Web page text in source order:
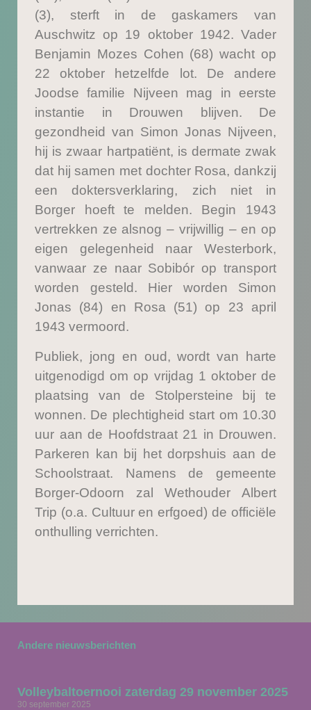
(3), sterft in de gaskamers van
Auschwitz op 19 oktober 1942. Vader
Benjamin Mozes Cohen (68) wacht op
22 oktober hetzelfde lot. De andere
Joodse familie Nijveen mag in eerste
instantie in Drouwen blijven. De
gezondheid van Simon Jonas Nijveen,
hij is zwaar hartpatiënt, is dermate zwak
dat hij samen met dochter Rosa, dankzij
een doktersverklaring, zich niet in
Borger hoeft te melden. Begin 1943
vertrekken ze alsnog – vrijwillig – en op
eigen gelegenheid naar Westerbork,
vanwaar ze naar Sobibór op transport
worden gesteld. Hier worden Simon
Jonas (84) en Rosa (51) op 23 april
1943 vermoord.
Publiek, jong en oud, wordt van harte
uitgenodigd om op vrijdag 1 oktober de
plaatsing van de Stolpersteine bij te
wonnen. De plechtigheid start om 10.30
uur aan de Hoofdstraat 21 in Drouwen.
Parkeren kan bij het dorpshuis aan de
Schoolstraat. Namens de gemeente
Borger-Odoorn zal Wethouder Albert
Trip (o.a. Cultuur en erfgoed) de officiële
onthulling verrichten.
Andere nieuwsberichten
Volleybaltoernooi zaterdag 29 november 2025
30 september 2025